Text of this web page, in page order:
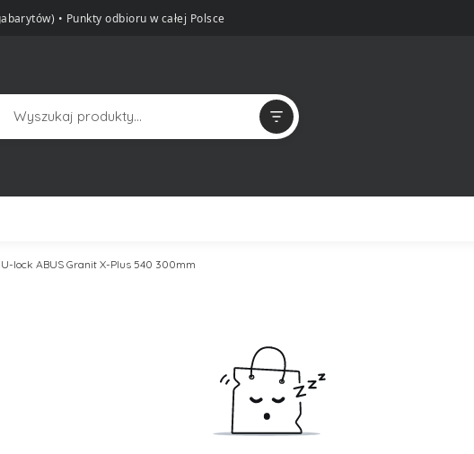
• Punkty odbioru w całej Polsce
lock ABUS Granit X-Plus 540 300mm